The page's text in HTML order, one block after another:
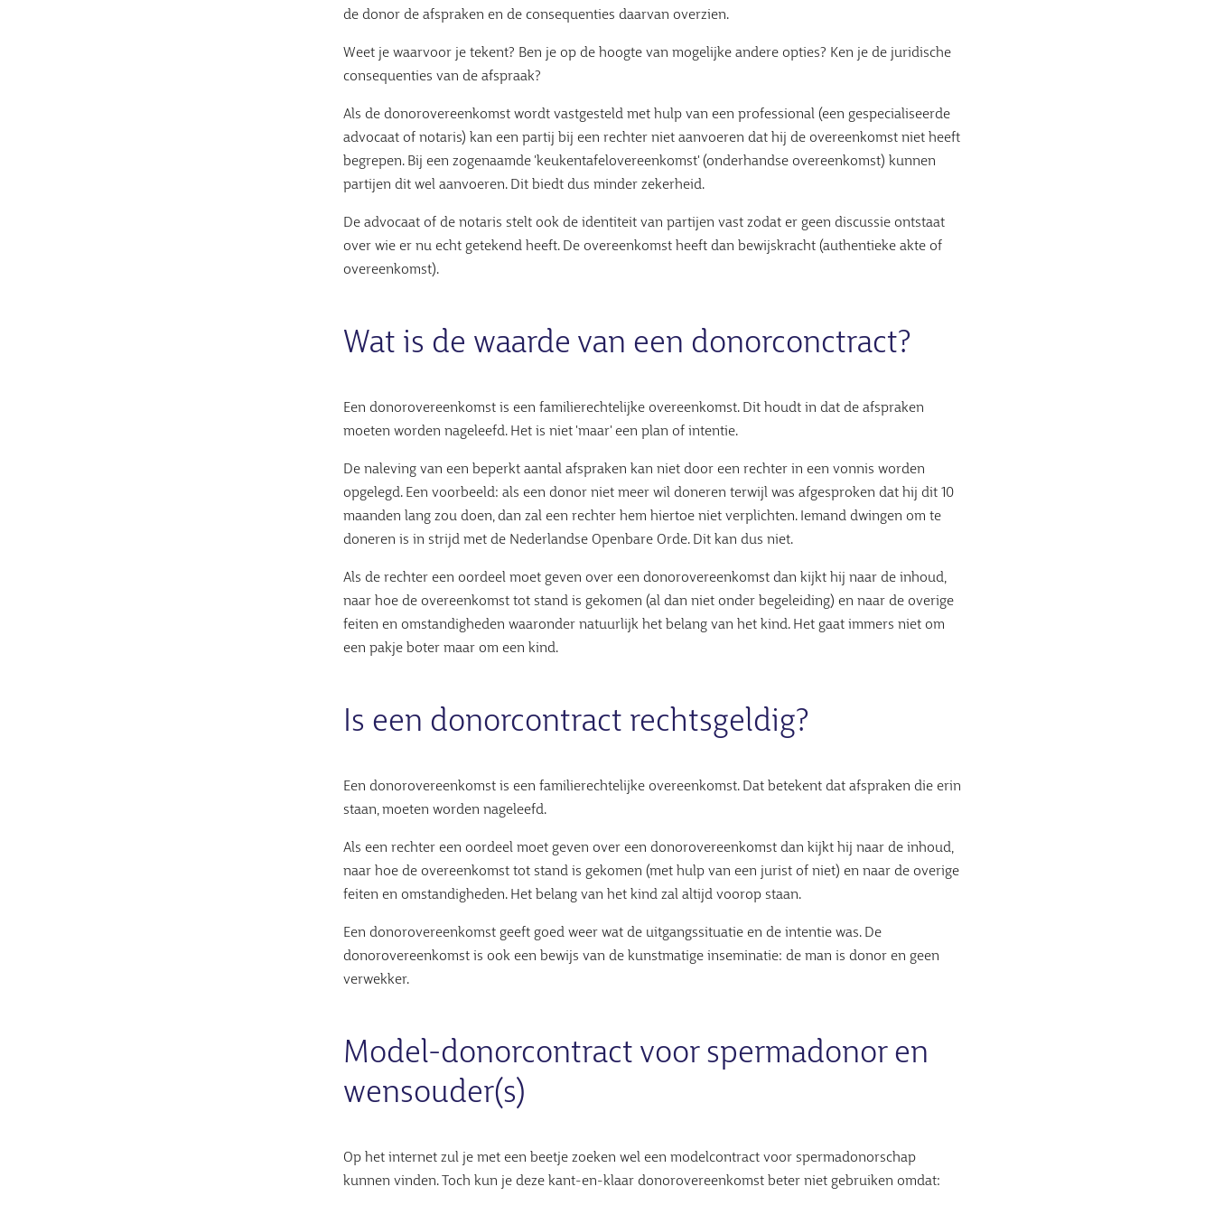
de donor de afspraken en de consequenties daarvan overzien.
Weet je waarvoor je tekent? Ben je op de hoogte van mogelijke andere opties? Ken je de juridische
consequenties van de afspraak?
Als de donorovereenkomst wordt vastgesteld met hulp van een professional (een gespecialiseerde
advocaat of notaris) kan een partij bij een rechter niet aanvoeren dat hij de overeenkomst niet heeft
begrepen. Bij een zogenaamde 'keukentafelovereenkomst' (onderhandse overeenkomst) kunnen
partijen dit wel aanvoeren. Dit biedt dus minder zekerheid.
De advocaat of de notaris stelt ook de identiteit van partijen vast zodat er geen discussie ontstaat
over wie er nu echt getekend heeft. De overeenkomst heeft dan bewijskracht (authentieke akte of
overeenkomst).
Wat is de waarde van een donorconctract?
Een donorovereenkomst is een familierechtelijke overeenkomst. Dit houdt in dat de afspraken
moeten worden nageleefd. Het is niet 'maar' een plan of intentie.
De naleving van een beperkt aantal afspraken kan niet door een rechter in een vonnis worden
opgelegd. Een voorbeeld: als een donor niet meer wil doneren terwijl was afgesproken dat hij dit 10
maanden lang zou doen, dan zal een rechter hem hiertoe niet verplichten. Iemand dwingen om te
doneren is in strijd met de Nederlandse Openbare Orde. Dit kan dus niet.
Als de rechter een oordeel moet geven over een donorovereenkomst dan kijkt hij naar de inhoud,
naar hoe de overeenkomst tot stand is gekomen (al dan niet onder begeleiding) en naar de overige
feiten en omstandigheden waaronder natuurlijk het belang van het kind. Het gaat immers niet om
een pakje boter maar om een kind.
Is een donorcontract rechtsgeldig?
Een donorovereenkomst is een familierechtelijke overeenkomst. Dat betekent dat afspraken die erin
staan, moeten worden nageleefd.
Als een rechter een oordeel moet geven over een donorovereenkomst dan kijkt hij naar de inhoud,
naar hoe de overeenkomst tot stand is gekomen (met hulp van een jurist of niet) en naar de overige
feiten en omstandigheden. Het belang van het kind zal altijd voorop staan.
Een donorovereenkomst geeft goed weer wat de uitgangssituatie en de intentie was. De
donorovereenkomst is ook een bewijs van de kunstmatige inseminatie: de man is donor en geen
verwekker.
Model-donorcontract voor spermadonor en
wensouder(s)
Op het internet zul je met een beetje zoeken wel een modelcontract voor spermadonorschap
kunnen vinden. Toch kun je deze kant-en-klaar donorovereenkomst beter niet gebruiken omdat: